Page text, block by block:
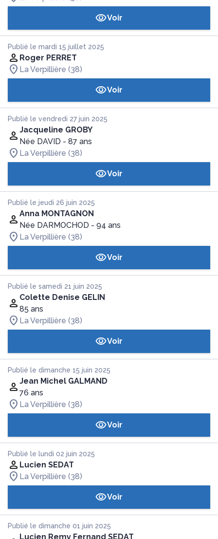
Voir
Publié le mardi 15 juillet 2025
Roger PERRET
La Verpillière (38)
Voir
Publié le vendredi 27 juin 2025
Jacqueline GROBY
Née DAVID - 87 ans
La Verpillière (38)
Voir
Publié le jeudi 26 juin 2025
Anna MONTAGNON
Née DARMOCHOD - 94 ans
La Verpillière (38)
Voir
Publié le samedi 21 juin 2025
Colette Denise GELIN
85 ans
La Verpillière (38)
Voir
Publié le dimanche 15 juin 2025
Jean Michel GALMAND
76 ans
La Verpillière (38)
Voir
Publié le lundi 02 juin 2025
Lucien SEDAT
La Verpillière (38)
Voir
Publié le dimanche 01 juin 2025
Lucien Remy Fernand SEDAT